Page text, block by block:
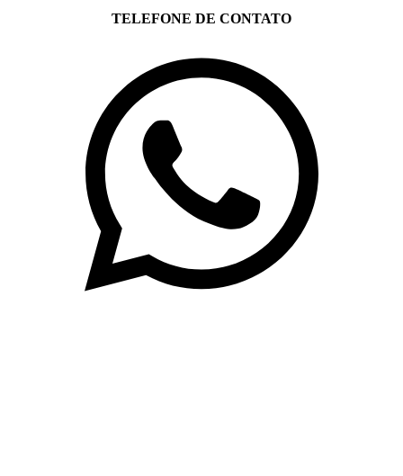
TELEFONE DE CONTATO